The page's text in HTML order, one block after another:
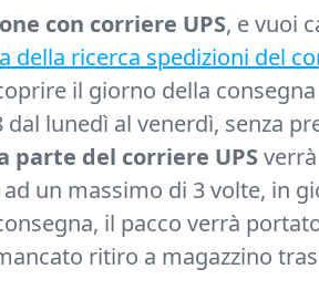
con corriere UPS, e vuoi
della ricerca spedizioni del
il giorno della
lunedì al venerdì, senza
parte del corriere UPS
un massimo di 3 volte, in
il pacco verrà
ritiro a magazzino